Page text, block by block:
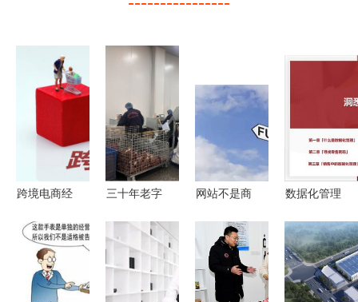
跨境电商经
对策分析
三十年老字
商“卖”向全
球 从档口
到屏幕的品
网站不是商
厂需求的四
个维度和回
归原点
数据化管理
电子商务运
营的网页设
计之道